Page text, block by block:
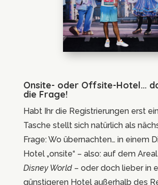
Onsite- oder Offsite-Hotel…
die Frage!
Habt Ihr die Registrierungen erst
Tasche stellt sich natürlich als
Frage: Wo übernachten… in einem
Hotel „onsite“ – also: auf dem
Disney World– oder doch lieber in
günstigeren Hotel außerhalb des